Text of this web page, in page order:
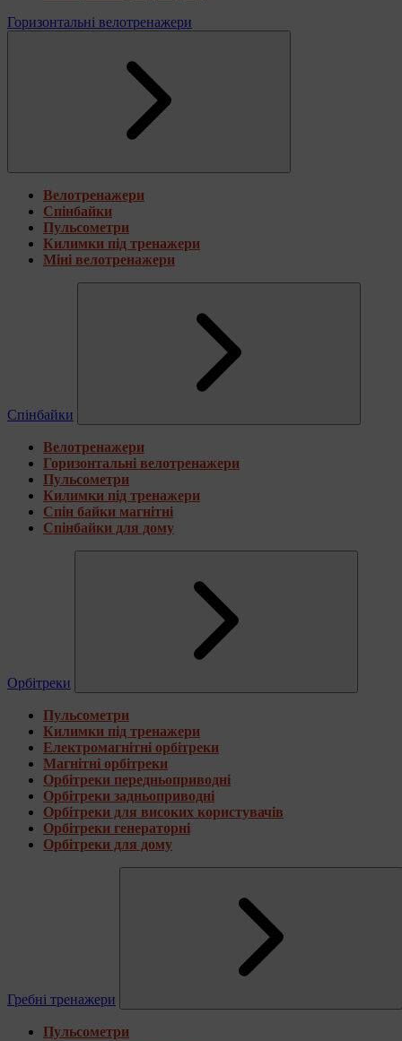
Горизонтальні велотренажери
Велотренажери
Спінбайки
Пульсометри
Килимки під тренажери
Міні велотренажери
Спінбайки
Велотренажери
Горизонтальні велотренажери
Пульсометри
Килимки під тренажери
Спін байки магнітні
Спінбайки для дому
Орбітреки
Пульсометри
Килимки під тренажери
Електромагнітні орбітреки
Магнітні орбітреки
Орбітреки передньоприводні
Орбітреки задньоприводні
Орбітреки для високих користувачів
Орбітреки генераторні
Орбітреки для дому
Гребні тренажери
Пульсометри